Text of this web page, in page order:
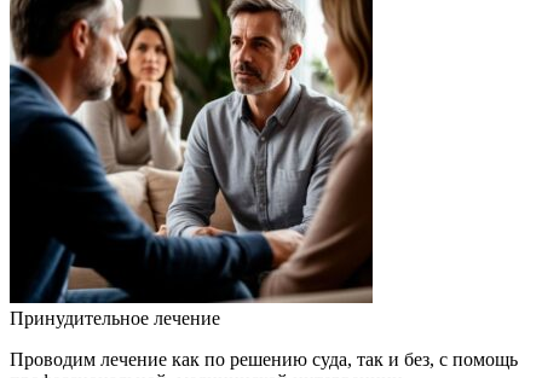
Принудительное лечение
Проводим лечение как по решению суда, так и без, с помощь